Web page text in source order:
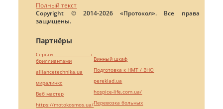
Полный текст
Copyright © 2014-2026 «Протокол». Все права
защищены.
Партнёры
Серьги с
бриллиантами
alliancetechnika.ua
миралинкс
Веб мастер
https://motokosmos.ua/
Винный шкаф
Подготовка к НМТ / ВНО
pereklad.ua
hospice-life.com.ua/
Перевозка больных